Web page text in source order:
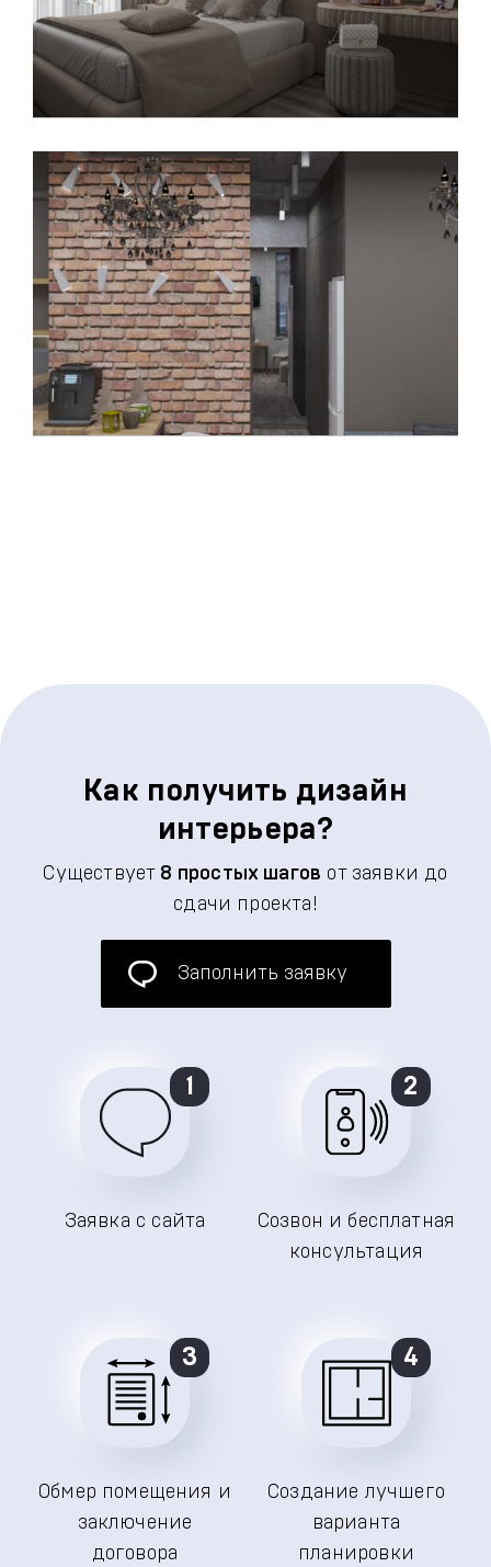
Как получить дизайн
интерьера?
Существует 8 простых шагов от заявки до
сдачи проекта!
Заполнить заявку
1
Заявка с сайта
2
Созвон и бесплатная
консультация
3
Обмер помещения и
заключение
договора
4
Создание лучшего
варианта
планировки